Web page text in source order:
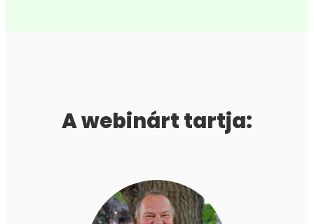
A webinárt tartja: